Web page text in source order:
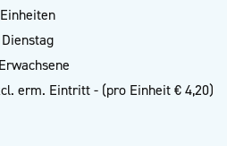
erm. Eintritt - (pro Einheit € 4,20)